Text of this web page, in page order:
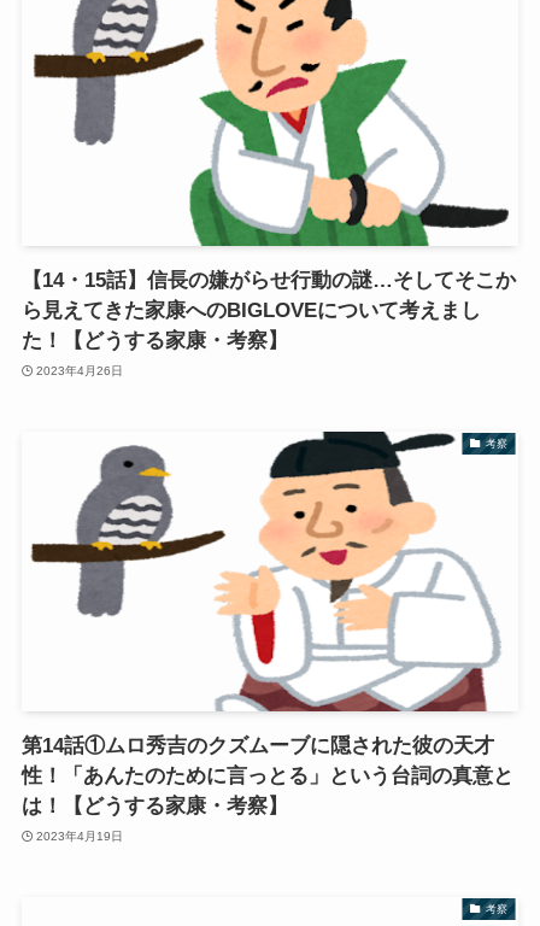
【14・15話】信長の嫌がらせ行動の謎…そしてそこか
ら見えてきた家康へのBIGLOVEについて考えまし
た！【どうする家康・考察】
2023年4月26日
考察
第14話①ムロ秀吉のクズムーブに隠された彼の天才
性！「あんたのために言っとる」という台詞の真意と
は！【どうする家康・考察】
2023年4月19日
考察